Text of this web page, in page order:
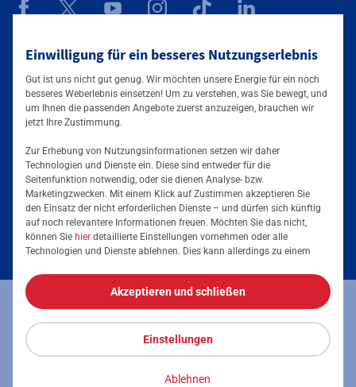
Einwilligung für ein besseres Nutzungserlebnis
Gut ist uns nicht gut genug. Wir möchten unsere Energie für ein noch
besseres Weberlebnis einsetzen! Um zu verstehen, was Sie bewegt, und
um Ihnen die passenden Angebote zuerst anzuzeigen, brauchen wir
jetzt Ihre Zustimmung.
Zur Erhebung von Nutzungsinformationen setzen wir daher
Technologien und Dienste ein. Diese sind entweder für die
Seitenfunktion notwendig, oder sie dienen Analyse- bzw.
Marketingzwecken. Mit einem Klick auf Zustimmen akzeptieren Sie
den Einsatz der nicht erforderlichen Dienste – und dürfen sich künftig
auf noch relevantere Informationen freuen. Möchten Sie das nicht,
können Sie hier detaillierte Einstellungen vornehmen oder alle
Technologien und Dienste ablehnen. Dies kann allerdings zu einem
jederzeit die volle Kontrolle über Ihre Daten, denn die Auswahl kann
jederzeit geändert werden. Weitere Informationen zur Mainova finden
Sie imImpressumund in denDatenschutzhinweisen.
Ablehnen
Einstellungen
Akzeptieren und schließen
Mainova App
Tarife & Angebote
Strom für Zuhause
Erdgas für Zuhause
Elektromobilität
Energieausweis erstellen
Stromanbieter in Ihrer Region
Services & Informationen
Podcast
Umzugsmeldung
Impressum Datenschutz Vertrag kündigen
Vertrag widerrufen Barrierefreiheit